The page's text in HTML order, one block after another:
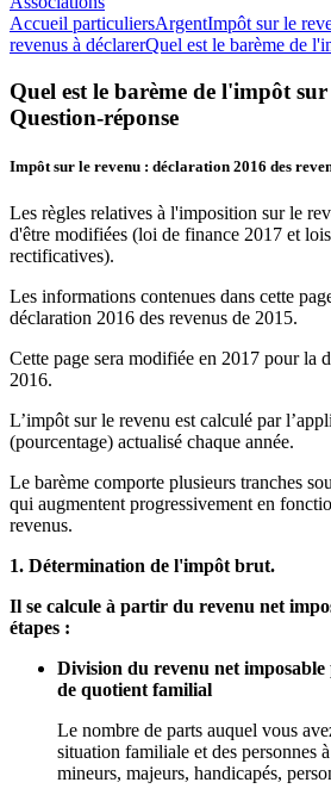
Accueil particuliersArgentImpôt sur le
revenus à déclarerQuel est le barème de
Quel est le barème de l'impôt
Question-réponse
Impôt sur le revenu : déclaration 2016 des
Les règles relatives à l'imposition sur le
d'être modifiées (loi de finance 2017 et
rectificatives).
Les informations contenues dans cette
déclaration 2016 des revenus de 2015.
Cette page sera modifiée en 2017 pour la
2016.
L’impôt sur le revenu est calculé par
(pourcentage) actualisé chaque année.
Le barème comporte plusieurs tranches
qui augmentent progressivement en
revenus.
1. Détermination de l'impôt brut.
Il se calcule à partir du revenu net
étapes :
Division du revenu net
de quotient familial
Le nombre de parts auquel vous
situation familiale et des personnes
mineurs, majeurs, handicapés,